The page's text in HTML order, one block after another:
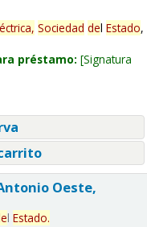
Sociedad del Estado,
préstamo: Signatura
Oeste,
l Estado.